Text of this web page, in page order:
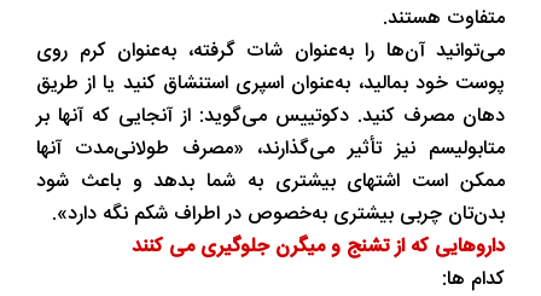
متفاوت هستند.
می‌توانید آن‌ها را به‌عنوان شات گرفته، به‌عنوان کرم روی
پوست خود بمالید، به‌عنوان اسپری استنشاق کنید یا از طریق
دهان مصرف کنید. دکوتییس می‌گوید: از آنجایی که آنها بر
متابولیسم نیز تأثیر می‌گذارند، «مصرف طولانی‌مدت آنها
ممکن است اشتهای بیشتری به شما بدهد و باعث شود
بدن‌تان چربی بیشتری به‌خصوص در اطراف شکم نگه دارد».
داروهایی که از تشنج و میگرن جلوگیری می کنند
کدام ها: